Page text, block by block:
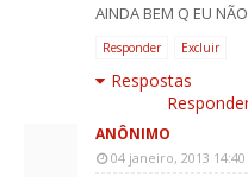
AINDA BEM Q EU
Responder Excluir
Respostas
ANÔNIMO
04 janeiro, 2013 14:40